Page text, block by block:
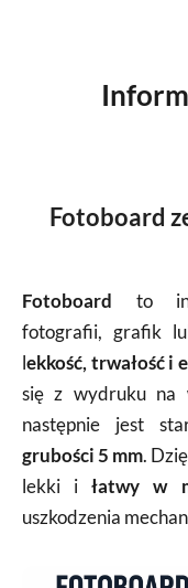
Fotoboard
Fotoboard to
fotografii, grafik
lekkość, trwałość i
się z wydruku na
następnie jest
grubości 5 mm.
lekki iłatwy w
uszkodzenia